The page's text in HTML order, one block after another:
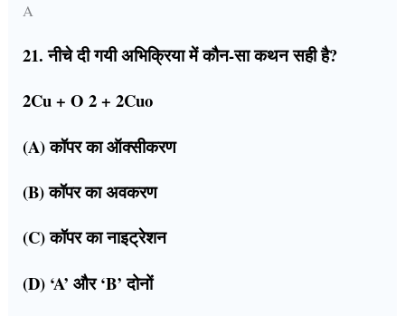
A
21. नीचे दी गयी अभिक्रिया में कौन-सा कथन सही है?
2Cu + O 2 + 2Cuo
(A) कॉपर का ऑक्सीकरण
(B) कॉपर का अवकरण
(C) कॉपर का नाइट्रेशन
(D) ‘A’ और ‘B’ दोनों